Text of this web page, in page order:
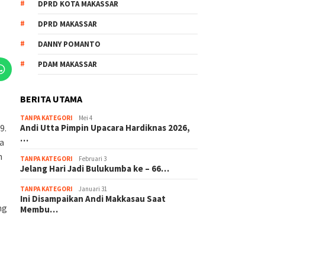
DPRD KOTA MAKASSAR
DPRD MAKASSAR
DANNY POMANTO
PDAM MAKASSAR
BERITA UTAMA
TANPA KATEGORI Mei 4
Andi Utta Pimpin Upacara Hardiknas 2026,
…
TANPA KATEGORI Februari 3
Jelang Hari Jadi Bulukumba ke – 66…
TANPA KATEGORI Januari 31
Ini Disampaikan Andi Makkasau Saat
Membu…